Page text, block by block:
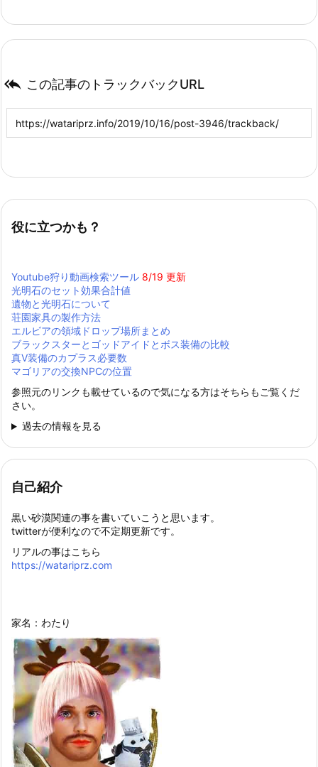
 この記事のトラックバックURL
役に立つかも？
Youtube狩り動画検索ツール 8/19 更新
光明石のセット効果合計値
遺物と光明石について
荘園家具の製作方法
エルビアの領域ドロップ場所まとめ
ブラックスターとゴッドアイドとボス装備の比較
真Ⅴ装備のカプラス必要数
マゴリアの交換NPCの位置
参照元のリンクも載せているので気になる方はそちらもご覧くだ
さい。
過去の情報を見る
自己紹介
黒い砂漠関連の事を書いていこうと思います。
twitterが便利なので不定期更新です。
リアルの事はこちら
https://watariprz.com
家名：わたり